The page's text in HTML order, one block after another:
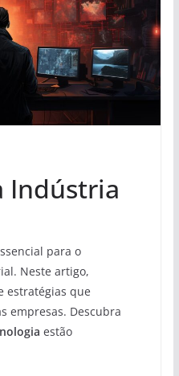
Indústria
para o
Neste artigo,
estratégias que
empresas. Descubra
estão